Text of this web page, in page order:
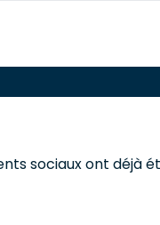
sociaux ont déjà